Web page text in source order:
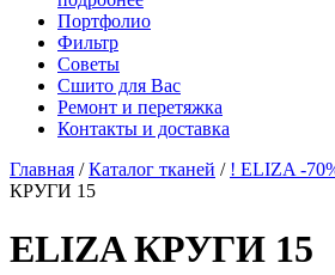
Портфолио
Фильтр
Советы
Сшито для Вас
Ремонт и перетяжка
Контакты и доставка
Главная / Каталог тканей / ! ELIZA -
КРУГИ 15
ELIZA КРУГИ 15